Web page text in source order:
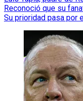
Reconoció que su
Su prioridad pasa por